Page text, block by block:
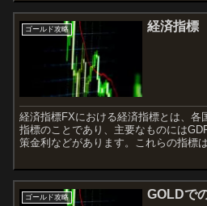
ゴールド攻略 経済指標
経済指標FXにおける経済指標とは、各
指標のことであり、主要なものには
策金利などがあります。これらの指標
ゴールド攻略 GOLDで